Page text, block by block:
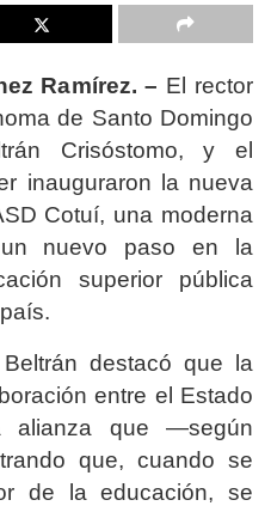
Ramírez. – El rector
de Santo Domingo
Crisóstomo, y el
inauguraron la nueva
Cotuí, una moderna
nuevo paso en la
superior pública
destacó que la
entre el Estado
alianza que —según
que, cuando se
de la educación, se